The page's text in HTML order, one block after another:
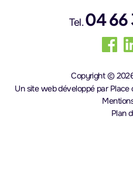
Tel.04 66
Copyright ©
Un site web développé par Place
(nouvel onglet)
Plan